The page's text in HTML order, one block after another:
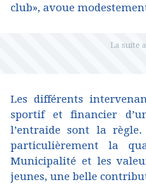
club», avoue
Les différents
sportif et financier
l’entraide sont la
particulièrement la
Municipalité et les
jeunes, une belle